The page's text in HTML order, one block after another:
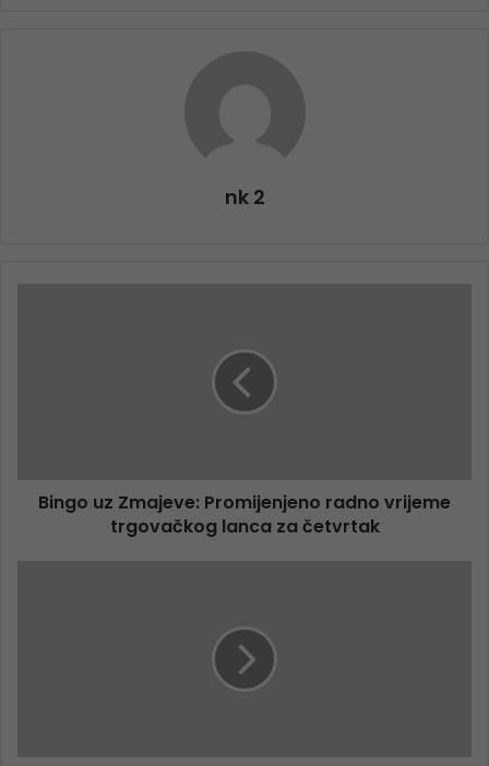
nk 2
Bingo uz Zmajeve: Promijenjeno radno vrijeme
trgovačkog lanca za četvrtak